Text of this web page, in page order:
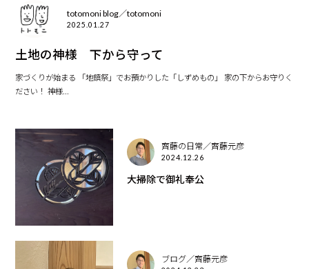
totomoni blog／totomoni
2025.01.27
土地の神様 下から守って
家づくりが始まる 「地鎮祭」でお預かりした「しずめもの」 家の下からお守りく
ださい！ 神様...
齊藤の日常／齊藤元彦
2024.12.26
大掃除で御礼奉公
ブログ／齊藤元彦